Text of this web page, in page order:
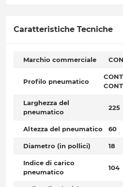
Caratteristiche Tecniche
Marchio commerciale
Profilo pneumatico
Larghezza del
pneumatico
225
Altezza del pneumatico 60
Diametro (in pollici) 18
Indice di carico
pneumatico
104